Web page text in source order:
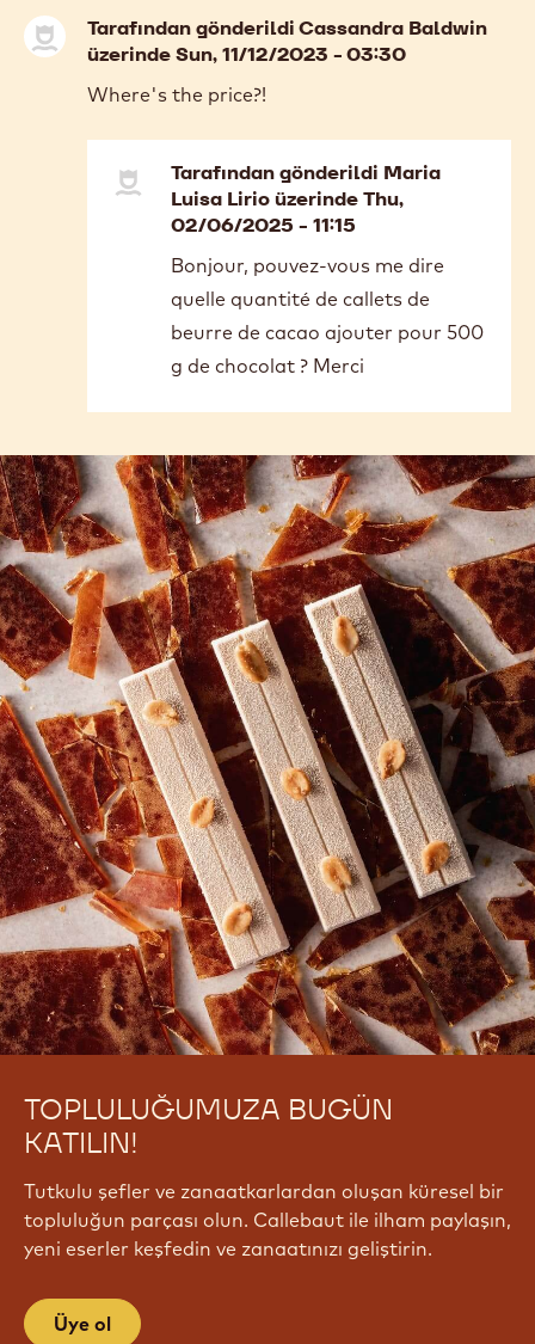
Tarafından gönderildiCassandra Baldwin
üzerinde Sun, 11/12/2023 - 03:30
Where's the price?!
Tarafından gönderildi Maria
Luisa Lirioüzerinde Thu,
02/06/2025 - 11:15
In
reply
to
Where's
the
price?!
by
Baldwin
Bonjour, pouvez-vous me dire
quelle quantité de callets de
beurre de cacao ajouter pour 500
g de chocolat ? Merci
TOPLULUĞUMUZA BUGÜN
KATILIN!
Tutkulu şefler ve zanaatkarlardan oluşan küresel bir
topluluğun parçası olun. Callebaut ile ilham paylaşın,
yeni eserler keşfedin ve zanaatınızı geliştirin.
Üye ol